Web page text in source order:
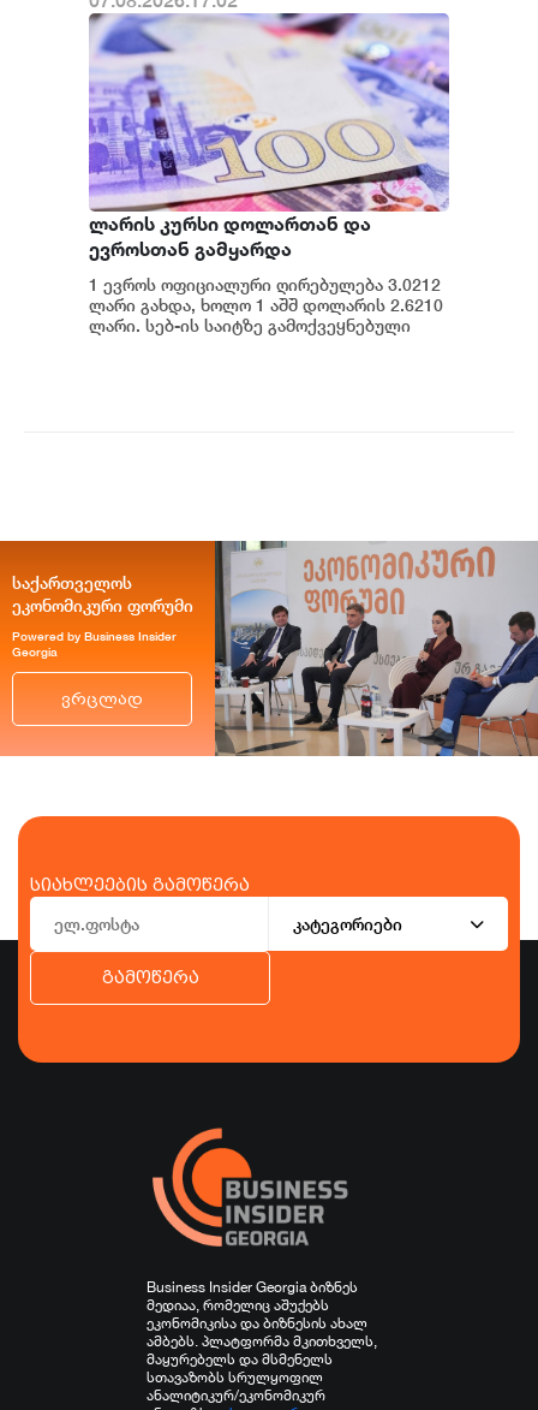
ლარის კურსი დოლართან და
ევროსთან გამყარდა
1 ევროს ოფიციალური ღირებულება 3.0212
ლარი გახდა, ხოლო 1 აშშ დოლარის 2.6210
ლარი. სებ-ის საიტზე გამოქვეყნებული
საქართველოს
ეკონომიკური ფორუმი
Powered by Business Insider
Georgia
ვრცლად
სიახლეების გამოწერა
კატეგორიები
გამოწერა
Business Insider Georgia ბიზნეს
მედიაა, რომელიც აშუქებს
ეკონომიკისა და ბიზნესის ახალ
ამბებს. პლატფორმა მკითხველს,
მაყურებელს და მსმენელს
სთავაზობს სრულყოფილ
ანალიტიკურ/ეკონომიკურ